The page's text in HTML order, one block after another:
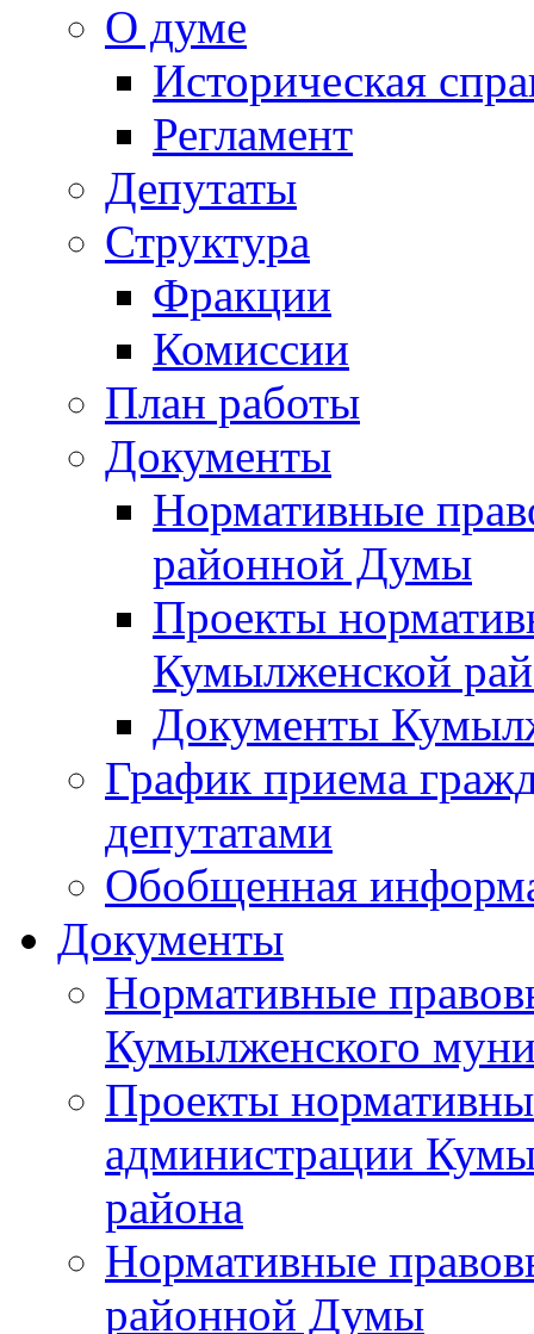
О думе
Историческая
Регламент
Депутаты
Структура
Фракции
Комиссии
План работы
Документы
Нормативные
районной Думы
Проекты
Кумылженской
Документы
График приема
депутатами
Обобщенная
Документы
Нормативные
Кумылженского
Проекты
администрации
района
Нормативные
районной Думы